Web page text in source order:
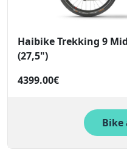
Haibike Trekking 9
(27,5")
4399.00€
Bike